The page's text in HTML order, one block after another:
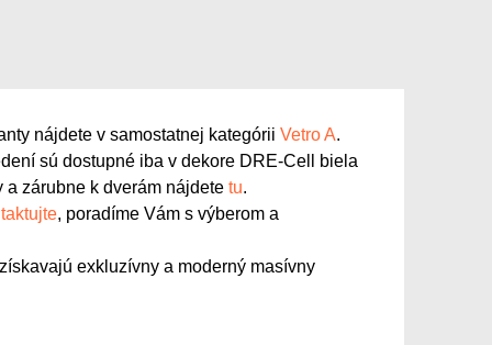
nájdete v samostatnej kategórii Vetro A.
sú dostupné iba v dekore DRE-Cell biela
zárubne k dverám nájdete tu.
, poradíme Vám s výberom a
exkluzívny a moderný masívny